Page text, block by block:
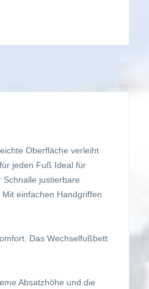
Oberfläche verleiht
jeden Fuß Ideal für
justierbare
einfachen Handgriffen
Das Wechselfußbett
Absatzhöhe und die